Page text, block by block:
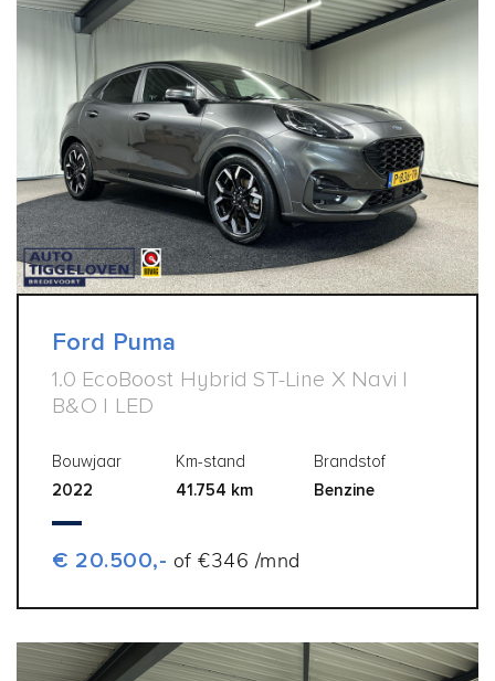
Ford Puma
1.0 EcoBoost Hybrid ST-Line X Navi |
B&O | LED
Bouwjaar
2022
Km-stand
41.754 km
Brandstof
Benzine
€ 20.500,- of €346 /mnd